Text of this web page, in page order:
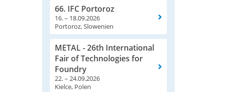
66. IFC Portoroz
16. – 18.09.2026
Portoroz, Slowenien
METAL - 26th International
Fair of Technologies for
Foundry
22. – 24.09.2026
Kielce, Polen